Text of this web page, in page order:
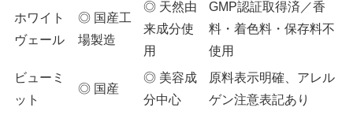
ホワイト
ヴェール
◎ 国産工
場製造
◎ 天然由
来成分使
用
GMP認証取得済／香
料・着色料・保存料不
使用
ビューミ
ット
◎ 国産
◎ 美容成
分中心
原料表示明確、アレル
ゲン注意表記あり